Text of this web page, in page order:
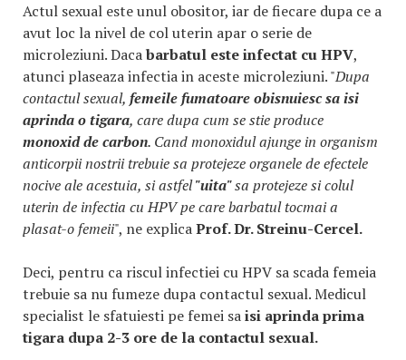
Actul sexual este unul obositor, iar de fiecare dupa ce a
avut loc la nivel de col uterin apar o serie de
microleziuni. Dacabarbatul este infectat cu HPV,
atunci plaseaza infectia in aceste microleziuni. "Dupa
contactul sexual, femeile fumatoare obisnuiesc sa isi
aprinda o tigara, care dupa cum se stie produce
monoxid de carbon. Cand monoxidul ajunge in organism
anticorpii nostrii trebuie sa protejeze organele de efectele
nocive ale acestuia, si astfel"uita"sa protejeze si colul
uterin de infectia cu HPV pe care barbatul tocmai a
plasat-o femeii", ne explicaProf. Dr. Streinu-Cercel.
Deci, pentru ca riscul infectiei cu HPV sa scada femeia
trebuie sa nu fumeze dupa contactul sexual. Medicul
specialist le sfatuiesti pe femei saisi aprinda prima
tigara dupa 2-3 ore de la contactul sexual.